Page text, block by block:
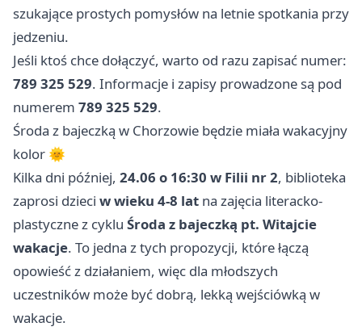
szukające prostych pomysłów na letnie spotkania przy
jedzeniu.
Jeśli ktoś chce dołączyć, warto od razu zapisać numer:
789 325 529. Informacje i zapisy prowadzone są pod
numerem 789 325 529.
Środa z bajeczką w Chorzowie będzie miała wakacyjny
kolor 🌞
Kilka dni później, 24.06 o 16:30 w Filii nr 2, biblioteka
zaprosi dzieci w wieku 4-8 lat na zajęcia literacko-
plastyczne z cyklu Środa z bajeczką pt. Witajcie
wakacje. To jedna z tych propozycji, które łączą
opowieść z działaniem, więc dla młodszych
uczestników może być dobrą, lekką wejściówką w
wakacje.